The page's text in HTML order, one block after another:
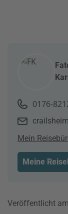
0176-
Mein
Meine
Veröffentlicht